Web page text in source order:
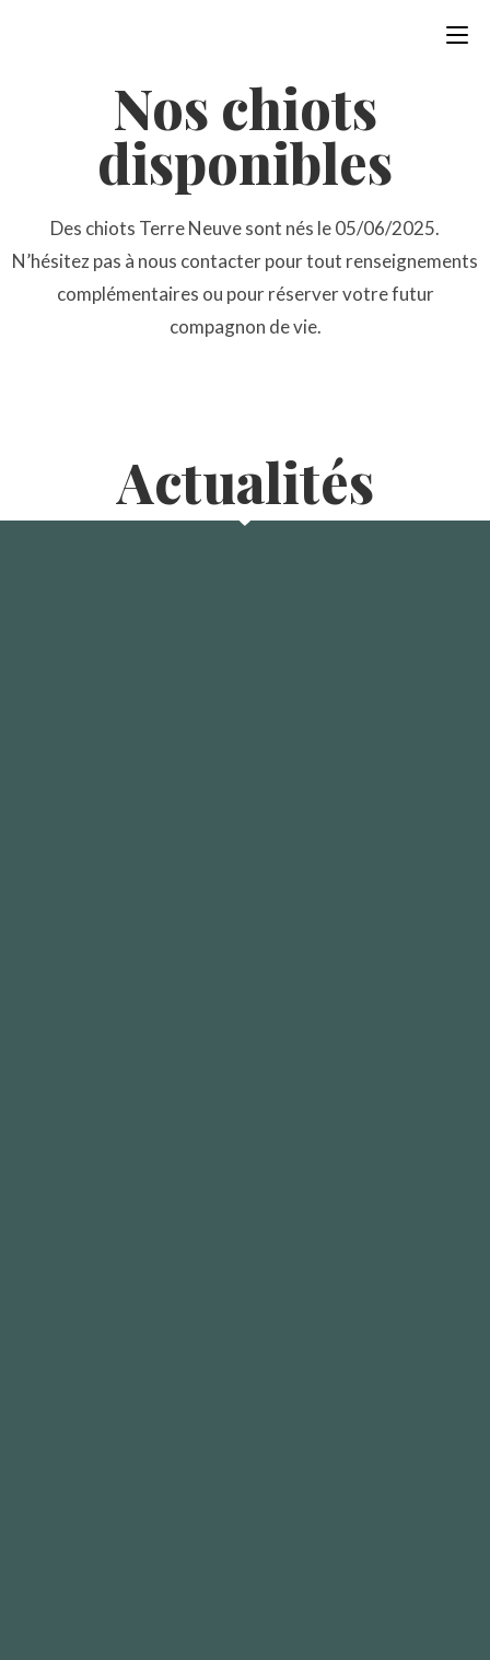
Nos chiots
disponibles
Des chiots Terre Neuve sont nés le 05/06/2025.
N’hésitez pas à nous contacter pour tout renseignements
complémentaires ou pour réserver votre futur
compagnon de vie.
Actualités